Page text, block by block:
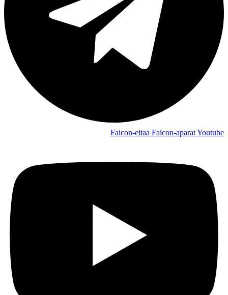
Faicon-eitaa Faicon-aparatYoutube